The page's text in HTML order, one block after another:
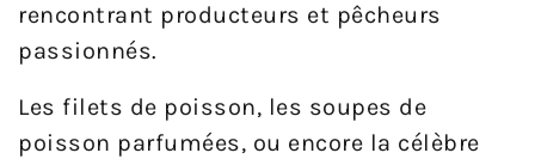
rencontrant producteurs et pêcheurs
passionnés.
Les filets de poisson, les soupes de
poisson parfumées, ou encore la célèbre